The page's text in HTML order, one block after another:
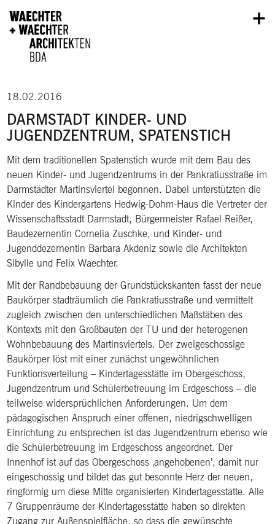
18.02.2016
DARMSTADT KINDER- UND
JUGENDZENTRUM, SPATENSTICH
Mit dem traditionellen Spatenstich wurde mit dem Bau des
neuen Kinder- und Jugendzentrums in der Pankratiusstraße im
Darmstädter Martinsviertel begonnen. Dabei unterstützten die
Kinder des Kindergartens Hedwig-Dohm-Haus die Vertreter der
Wissenschaftsstadt Darmstadt, Bürgermeister Rafael Reißer,
Baudezernentin Cornelia Zuschke, und Kinder- und
Jugenddezernentin Barbara Akdeniz sowie die Architekten
Sibylle und Felix Waechter.
Mit der Randbebauung der Grundstückskanten fasst der neue
Baukörper stadträumlich die Pankratiusstraße und vermittelt
zugleich zwischen den unterschiedlichen Maßstäben des
Kontexts mit den Großbauten der TU und der heterogenen
Wohnbebauung des Martinsviertels. Der zweigeschossige
Baukörper löst mit einer zunächst ungewöhnlichen
Funktionsverteilung – Kindertagesstätte im Obergeschoss,
Jugendzentrum und Schülerbetreuung im Erdgeschoss – die
teilweise widersprüchlichen Anforderungen. Um dem
pädagogischen Anspruch einer offenen, niedrigschwelligen
Einrichtung zu entsprechen ist das Jugendzentrum ebenso wie
die Schülerbetreuung im Erdgeschoss angeordnet. Der
Innenhof ist auf das Obergeschoss ‚angehobenen’, damit nur
eingeschossig und bildet das gut besonnte Herz der neuen,
ringförmig um diese Mitte organisierten Kindertagesstätte. Alle
7 Gruppenräume der Kindertagesstätte haben so direkten
Zugang zur Außenspielfläche, so dass die gewünschte